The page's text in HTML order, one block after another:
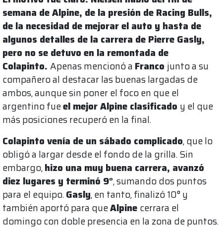
semana de Alpine, de la presión de Racing Bulls,
de la necesidad de mejorar el auto y hasta de
algunos detalles de la carrera de Pierre Gasly,
pero no se detuvo en la remontada de
Colapinto. Apenas mencionó a Franco junto a su
compañero al destacar las buenas largadas de
ambos, aunque sin poner el foco en que el
argentino fueel mejor Alpine clasificado y el que
más posiciones recuperó en la final.
Colapinto venía de un sábado complicado, que lo
obligó a largar desde el fondo de la grilla. Sin
embargo,hizo una muy buena carrera, avanzó
diez lugares y terminó 9°, sumando dos puntos
para el equipo.Gasly, en tanto, finalizó 10° y
también aportó para queAlpine cerrara el
domingo con doble presencia en la zona de puntos.